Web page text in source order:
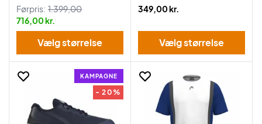
Førpris: 1.399,00
716,00 kr.
Vælg størrelse
349,00 kr.
Vælg størrelse
KAMPAGNE
- 20%